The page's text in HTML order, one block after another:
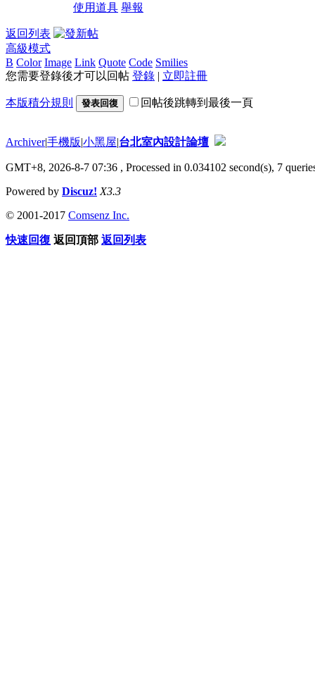
使用道具 舉報
返回列表
高級模式
B Color Image Link Quote Code Smilies
您需要登錄後才可以回帖 登錄 | 立即註冊
本版積分規則 發表回復 回帖後跳轉到最後一頁
Archiver|手機版|小黑屋|台北室內設計論壇
GMT+8, 2026-8-7 07:36 , Processed in 0.034102 second(s), 7
Powered by Discuz! X3.3
© 2001-2017 Comsenz Inc.
快速回復 返回頂部 返回列表